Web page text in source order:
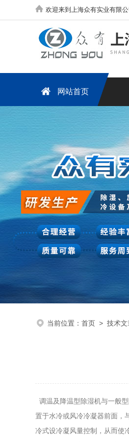
欢迎来到上海众有实业有限公
网站首页
当前位置： 首页 > 技术文
调温及降温型除湿机与一般
置于水冷或风冷冷凝器前面，
冷式设冷凝风量控制，从而使